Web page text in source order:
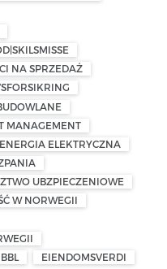
NA SPRZEDAŻ
MANAGEMENT
ENERGIA ELEKTRYCZNA
UBZPIECZENIOWE
W NORWEGII
EIENDOMSVERDI